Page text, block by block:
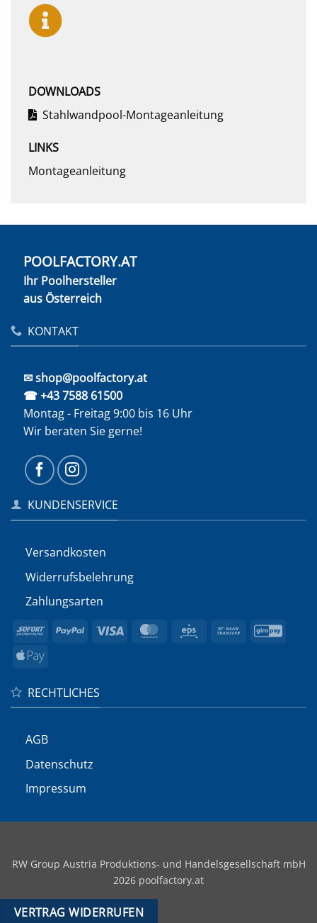
DOWNLOADS
Stahlwandpool-Montageanleitung
LINKS
Montageanleitung
POOLFACTORY.AT
Ihr Poolhersteller
aus Österreich
KONTAKT
✉ shop@poolfactory.at
☎ +43 7588 61500
Montag - Freitag 9:00 bis 16 Uhr
Wir beraten Sie gerne!
KUNDENSERVICE
Versandkosten
Widerrufs­belehrung
Zahlungsarten
Sofort PayPal Visa MasterCard
Eps
Bank
Apple
RECHTLICHES
AGB
Datenschutz
Impressum
RW Group Austria Produktions- und Handelsgesellschaft mbH
2026 poolfactory.at
VERTRAG WIDERRUFEN